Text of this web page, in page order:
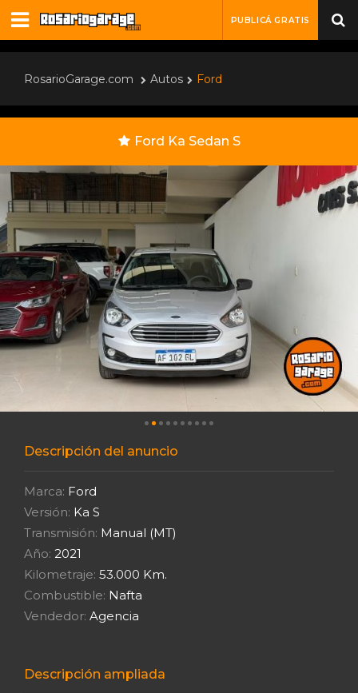
PUBLICÁ GRATIS
RosarioGarage.com Autos Ford
Ford Ka Sedan S
Descripción del anuncio
Marca: Ford
Versión: Ka S
Transmisión: Manual (MT)
Año: 2021
Kilometraje: 53.000 Km.
Combustible: Nafta
Vendedor: Agencia
Descripción ampliada